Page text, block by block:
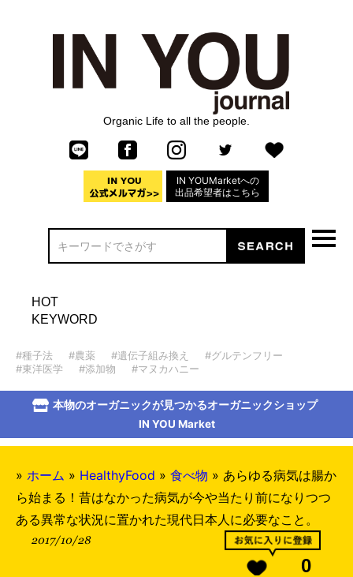
Organic Life to all the people.
IN YOUMarketへの
出品希望者はこちら
HOT
KEYWORD
#種子法 #農薬 #遺伝子組み換え
#グルテンフリー
#東洋医学
#添加物 #マヌカハニー
本物のオーガニックが見つかるオーガニックショップ
IN YOU Market
» ホーム » HealthyFood » 食べ物 » あらゆる病気は腸か
ら始まる！昔はなかった病気が今や当たり前になりつつ
ある異常な状況に置かれた現代日本人に必要なこと。
2017/10/28
0